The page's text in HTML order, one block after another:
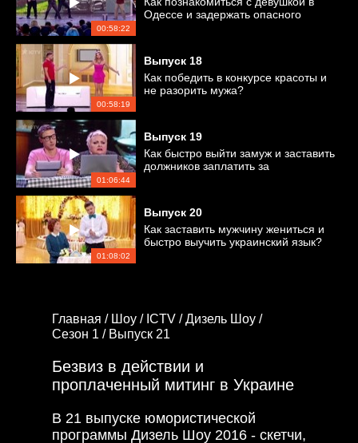
00:58:22
Одессе и задержать опасного
00:58:19
Выпуск 18
Как победить в конкурсе красоты и
не разорить мужа?
01:06:44
Выпуск 19
Как быстро выйти замуж и заставить
должников заплатить за
01:08:02
Выпуск 20
Как заставить мужчину жениться и
быстро выучить украинский язык?
Главная / Шоу / ICTV /Дизель Шоу /
Сезон 1 / Выпуск 21
Безвиз в действии и
проплаченный митинг в Украине
В 21 выпуске юмористической
программы Дизель Шоу 2016 - скетчи,